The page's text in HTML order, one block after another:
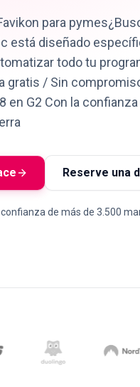
para
está diseñado
todo tu
gratis / Sin
en G2 Con la
Reserve una
de más de 3.500